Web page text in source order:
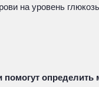
на уровень
помогут